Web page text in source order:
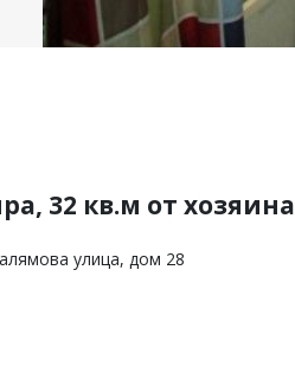
32 кв.м от хозяина
улица, дом 28